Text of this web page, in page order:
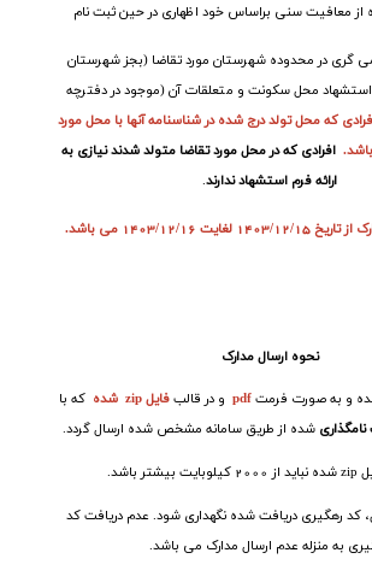
گری در محدوده شهرستان مورد تقاضا (بجز شهرستان
استشهاد محل سکونت و متعلقات آن (موجود در دفترچه
که محل تولد درج شدهدر شناسنامه آنها با محل مورد
افرادی که در محل مورد تقاضا متولد شدند نیازی به
ارائه فرم استشهاد ندارند.
نحوه ارسال مدارک
و به صورت فرمتpdf و در قالبفایلzip شدهکه با
شده از طریق سامانه مشخص شده ارسال گردد.
zipشده نباید از 2000 کیلوبایت بیشتر باشد.
کد رهگیری دریافت شده نگهداری شود. عدم دریافت کد
به منزله عدم ارسال مدارک می باشد.